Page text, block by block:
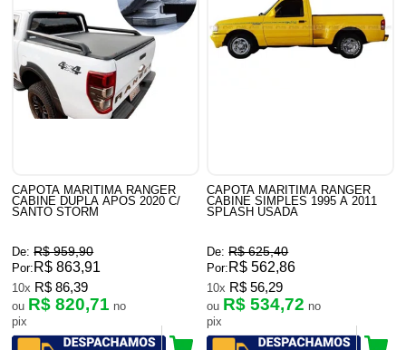
CAPOTA MARITIMA RANGER
CABINE DUPLA APOS 2020 C/
SANTO STORM
De: R$ 959,90
Por: R$ 863,91
10x R$ 86,39
ou R$ 820,71 no
pix
CAPOTA MARITIMA RANGER
CABINE SIMPLES 1995 A 2011
SPLASH USADA
De: R$ 625,40
Por: R$ 562,86
10x R$ 56,29
ou R$ 534,72 no
pix